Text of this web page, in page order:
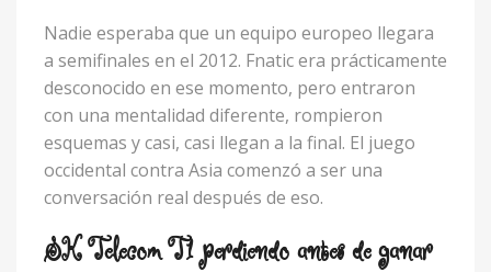
Nadie esperaba que un equipo europeo llegara
a semifinales en el 2012. Fnatic era prácticamente
desconocido en ese momento, pero entraron
con una mentalidad diferente, rompieron
esquemas y casi, casi llegan a la final. El juego
occidental contra Asia comenzó a ser una
conversación real después de eso.
SK Telecom T1 perdiendo antes de ganar